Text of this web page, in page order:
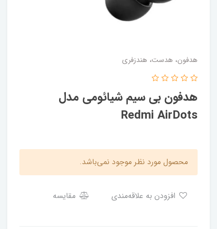
هدفون، هدست، هندزفری
هدفون بی‌ سیم شیائومی مدل
Redmi AirDots
محصول مورد نظر موجود نمی‌باشد.
مقایسه